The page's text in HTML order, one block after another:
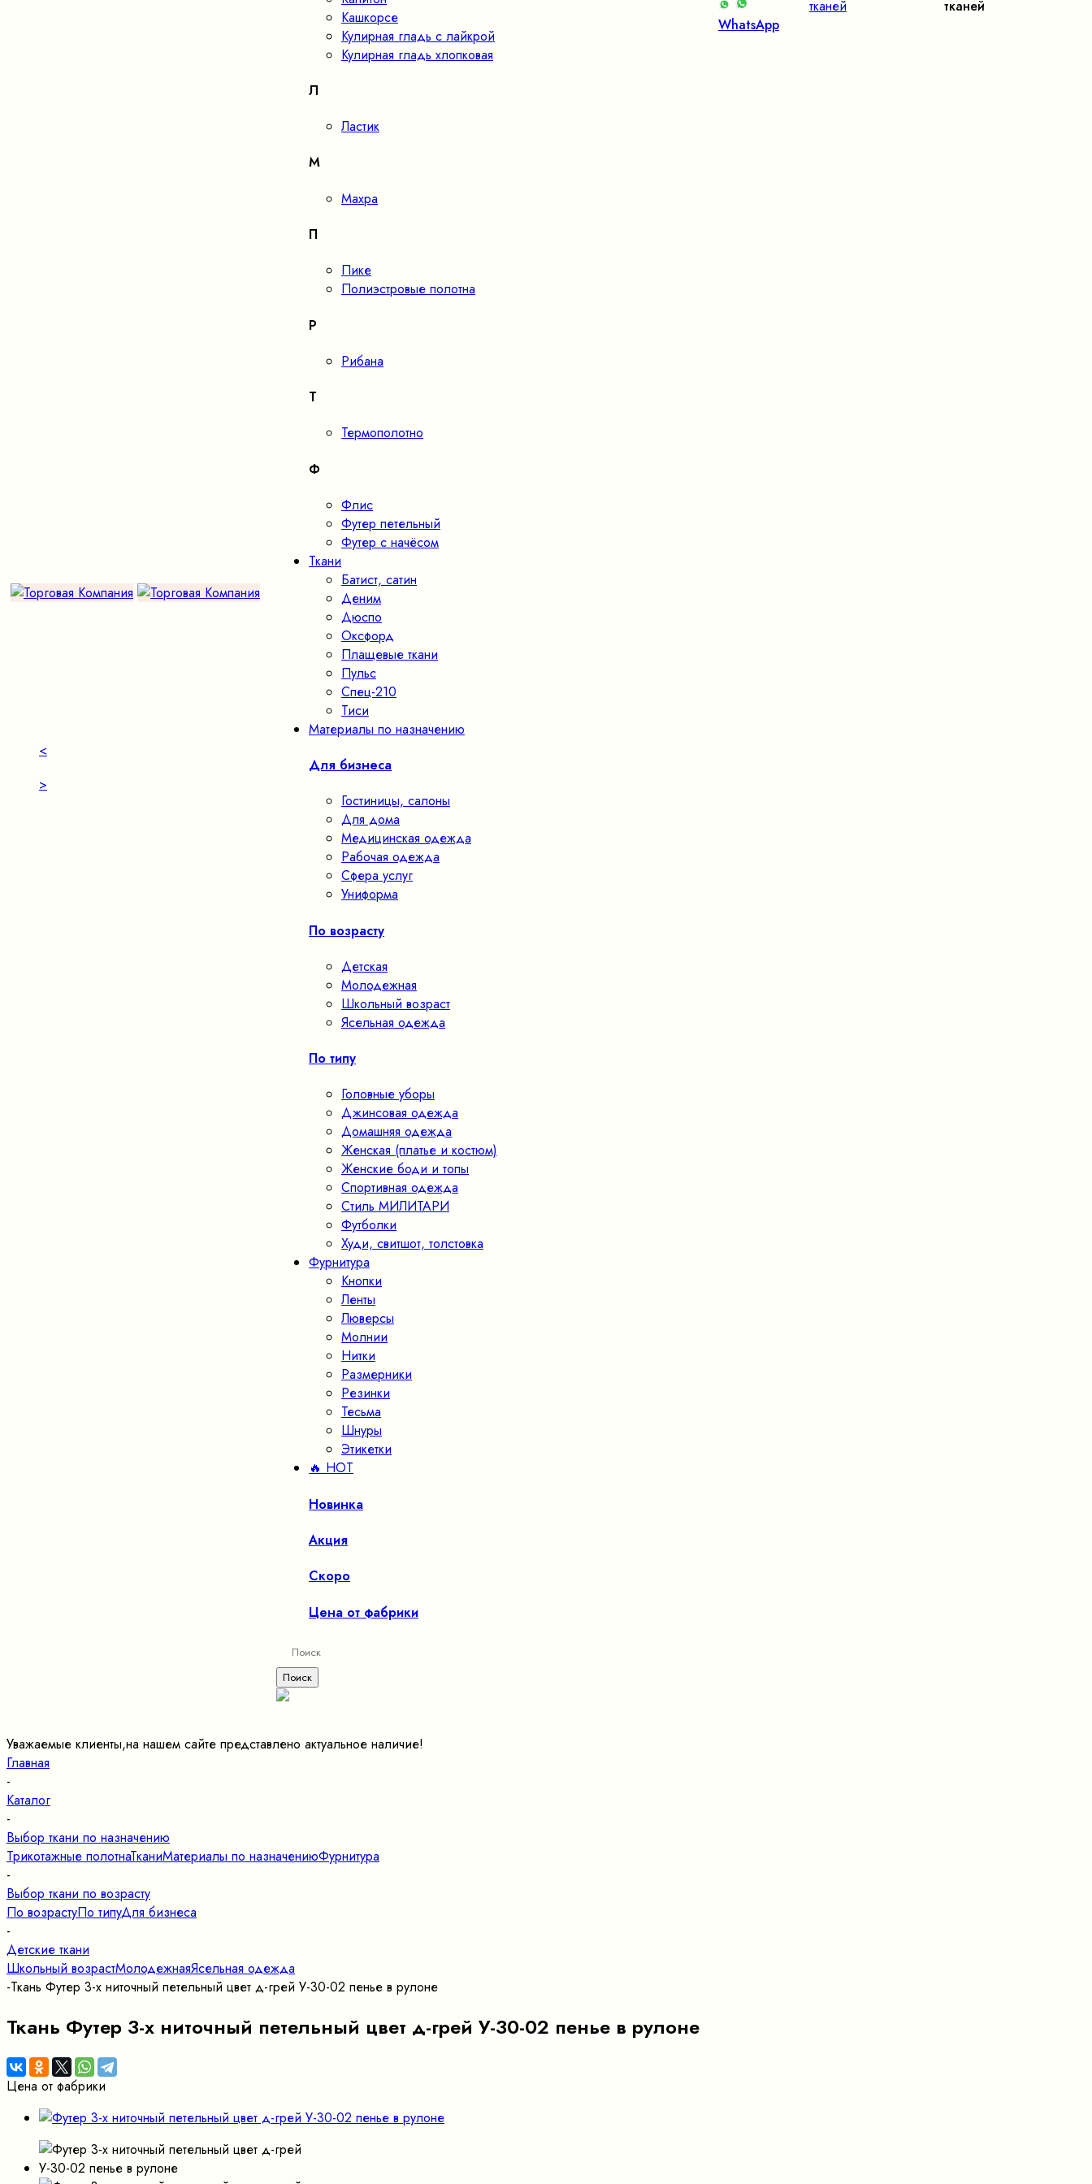
WhatsApp
тканей
тканей
Кашкорсе
Кулирная гладь с лайкрой
Кулирная гладь хлопковая
Л
Ластик
М
Махра
П
Пике
Полиэстровые полотна
Р
Рибана
Т
Термополотно
Ф
Флис
Футер петельный
Футер с начёсом
Ткани
Батист, сатин
Деним
Дюспо
Оксфорд
Плащевые ткани
Пульс
Спец-210
Тиси
Материалы по назначению
Для бизнеса
Гостиницы, салоны
Для дома
Медицинская одежда
Рабочая одежда
Сфера услуг
Униформа
По возрасту
Детская
Молодежная
Школьный возраст
Ясельная одежда
По типу
Головные уборы
Джинсовая одежда
Домашняя одежда
Женская (платье и костюм)
Женские боди и топы
Спортивная одежда
Стиль МИЛИТАРИ
Футболки
Худи, свитшот, толстовка
Фурнитура
Кнопки
Ленты
Люверсы
Молнии
Нитки
Размерники
Резинки
Тесьма
Шнуры
Этикетки
🔥 HOT
Новинка
Акция
Скоро
Цена от фабрики
Уважаемые клиенты,на нашем сайте представлено актуальное наличие!
Главная
-
Каталог
-
Выбор ткани по назначению
Трикотажные полотнаТканиМатериалы по назначениюФурнитура
-
Выбор ткани по возрасту
По возрастуПо типуДля бизнеса
-
Детские ткани
Школьный возрастМолодежнаяЯсельная одежда
-Ткань Футер 3-х ниточный петельный цвет д-грей У-30-02 пенье в рулоне
Ткань Футер 3-х ниточный петельный цвет д-грей У-30-02 пенье в рулоне
Цена от фабрики
<
>